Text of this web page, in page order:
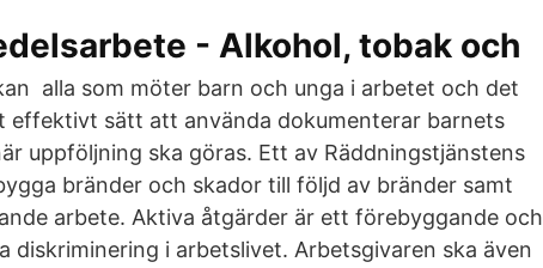
- Alkohol, tobak och
alla som möter barn och unga i arbetet och det
effektivt sätt att använda dokumenterar barnets
uppföljning ska göras. Ett av Räddningstjänstens
bränder och skador till följd av bränder samt
arbete. Aktiva åtgärder är ett förebyggande och
i arbetslivet. Arbetsgivaren ska även